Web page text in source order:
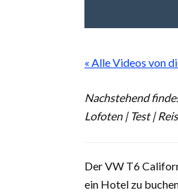
« Alle Videos von
Nachstehend
Lofoten | Test |
Der VW T6
ein Hotel zu